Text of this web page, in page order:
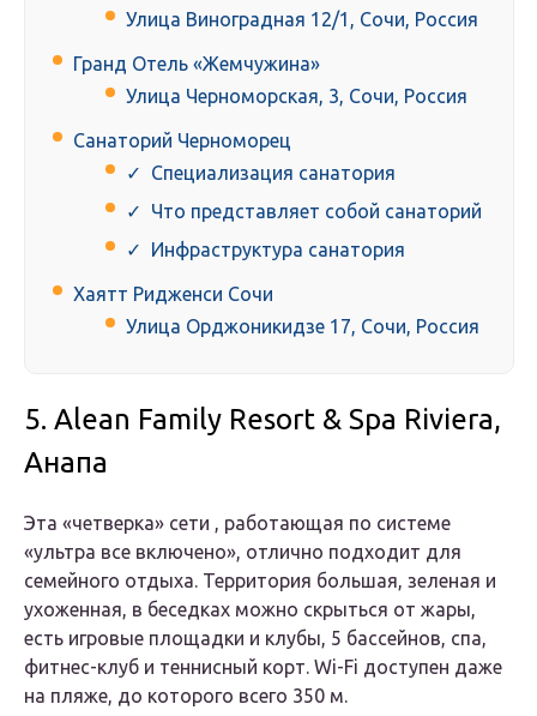
Улица Виноградная 12/1, Сочи, Россия
Гранд Отель «Жемчужина»
Улица Черноморская, 3, Сочи, Россия
Санаторий Черноморец
✓ Специализация санатория
✓ Что представляет собой санаторий
✓ Инфраструктура санатория
Хаятт Ридженси Сочи
Улица Орджоникидзе 17, Сочи, Россия
5. Alean Family Resort & Spa Riviera,
Анапа
Эта «четверка» сети , работающая по системе
«ультра все включено», отлично подходит для
семейного отдыха. Территория большая, зеленая и
ухоженная, в беседках можно скрыться от жары,
есть игровые площадки и клубы, 5 бассейнов, спа,
фитнес-клуб и теннисный корт. Wi-Fi доступен даже
на пляже, до которого всего 350 м.